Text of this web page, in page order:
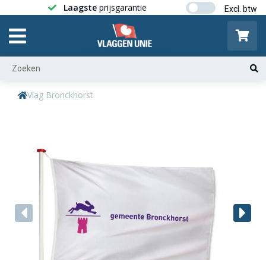
Laagste prijsgarantie Gratis
Vlag Bronckhorst